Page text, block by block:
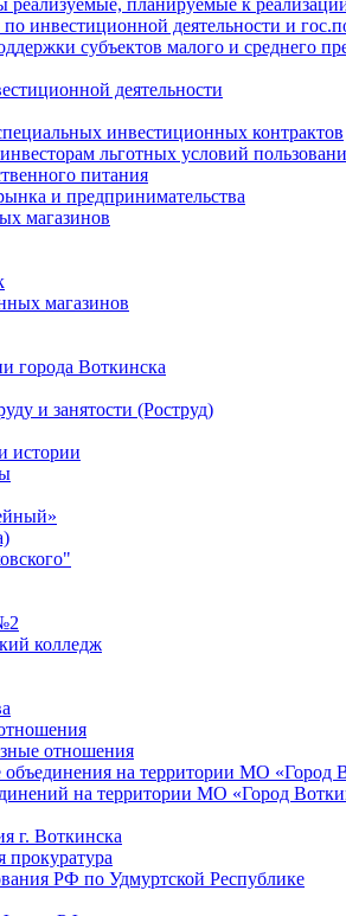
планируемые к
инвестиционной деятельности и
субъектов малого и среднего
деятельности
инвестиционных контрактов
льготных условий
питания
и предпринимательства
магазинов
магазинов
города Воткинска
и занятости (Роструд)
истории
колледж
отношения
на территории МО «Город
на территории МО «Город
г. Воткинска
РФ по Удмуртской Республике